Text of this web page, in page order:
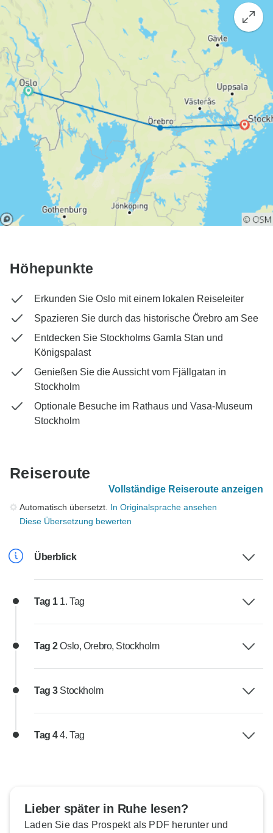
Höhepunkte
Erkunden Sie Oslo mit einem lokalen Reiseleiter
Spazieren Sie durch das historische Örebro am See
Entdecken Sie Stockholms Gamla Stan und
Königspalast
Genießen Sie die Aussicht vom Fjällgatan in
Stockholm
Optionale Besuche im Rathaus und Vasa-Museum
Stockholm
Reiseroute
Vollständige Reiseroute anzeigen
Automatisch übersetzt. In Originalsprache ansehen
Diese Übersetzung bewerten
Überblick
Tag 1 1. Tag
Tag 2Oslo, Orebro, Stockholm
Tag 3 Stockholm
Tag 44. Tag
Lieber später in Ruhe lesen?
Laden Sie das Prospekt als PDF herunter und